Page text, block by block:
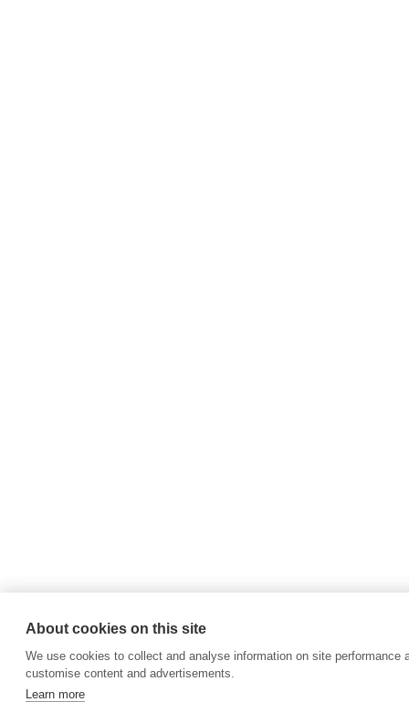
About cookies on this site
We use cookies to collect and analyse information on site
customise content and advertisements.
Learn more